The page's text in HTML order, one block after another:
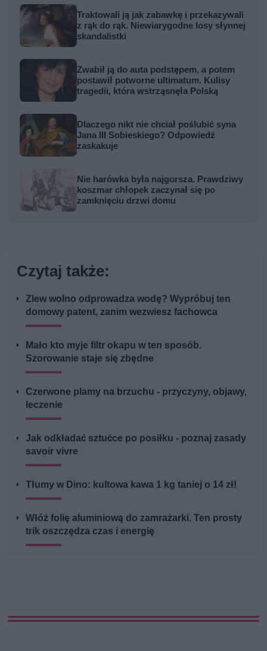
Traktowali ją jak zabawkę i przekazywali
z rąk do rąk. Niewiarygodne losy słynnej
skandalistki
Zwabił ją do auta podstępem, a potem
postawił potworne ultimatum. Kulisy
tragedii, która wstrząsnęła Polską
Dlaczego nikt nie chciał poślubić syna
Jana III Sobieskiego? Odpowiedź
zaskakuje
Nie harówka była najgorsza. Prawdziwy
koszmar chłopek zaczynał się po
zamknięciu drzwi domu
Czytaj także:
Zlew wolno odprowadza wodę? Wypróbuj ten
domowy patent, zanim wezwiesz fachowca
Mało kto myje filtr okapu w ten sposób.
Szorowanie staje się zbędne
Czerwone plamy na brzuchu - przyczyny, objawy,
leczenie
Jak odkładać sztućce po posiłku - poznaj zasady
savoir vivre
Tłumy w Dino: kultowa kawa 1 kg taniej o 14 zł!
Włóż folię aluminiową do zamrażarki. Ten prosty
trik oszczędza czas i energię